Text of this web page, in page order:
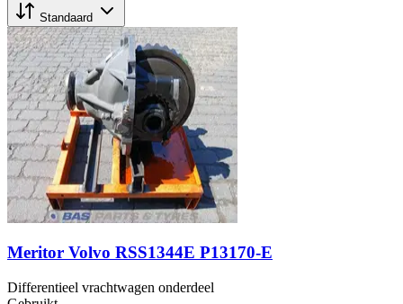
Standaard
Meritor Volvo RSS1344E P13170-E
Differentieel vrachtwagen onderdeel